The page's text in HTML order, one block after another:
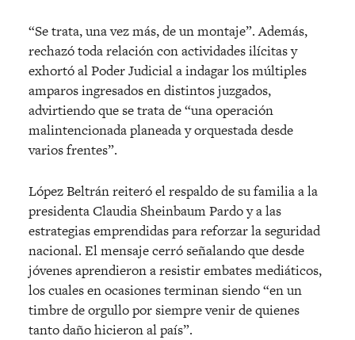
“Se trata, una vez más, de un montaje”. Además,
rechazó toda relación con actividades ilícitas y
exhortó al Poder Judicial a indagar los múltiples
amparos ingresados en distintos juzgados,
advirtiendo que se trata de “una operación
malintencionada planeada y orquestada desde
varios frentes”.
López Beltrán reiteró el respaldo de su familia a la
presidenta Claudia Sheinbaum Pardo y a las
estrategias emprendidas para reforzar la seguridad
nacional. El mensaje cerró señalando que desde
jóvenes aprendieron a resistir embates mediáticos,
los cuales en ocasiones terminan siendo “en un
timbre de orgullo por siempre venir de quienes
tanto daño hicieron al país”.